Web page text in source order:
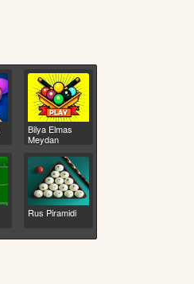
Bilya Elmas
Meydan
Okuma
Rus Piramidi